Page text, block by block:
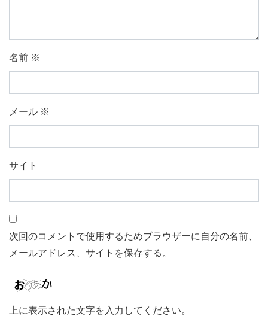
名前 ※
メール ※
サイト
次回のコメントで使用するためブラウザーに自分の名前、
メールアドレス、サイトを保存する。
上に表示された文字を入力してください。